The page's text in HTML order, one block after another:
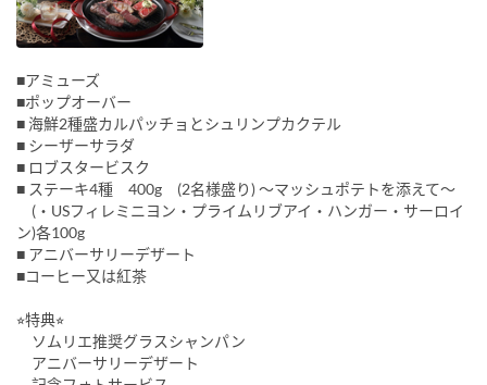
■アミューズ
■ポップオーバー
■ 海鮮2種盛カルパッチョとシュリンプカクテル
■ シーザーサラダ
■ ロブスタービスク
■ ステーキ4種 400g (2名様盛り) 〜マッシュポテトを添えて〜
(・USフィレミニヨン・プライムリブアイ・ハンガー・サーロイ
ン)各100g
■ アニバーサリーデザート
■コーヒー又は紅茶
⭐︎特典⭐︎
ソムリエ推奨グラスシャンパン
アニバーサリーデザート